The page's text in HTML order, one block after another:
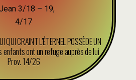
3/18 – 19,
4/17
QUI CRAINT L’ÉTERNEL POSSÈDE UN
enfants ont un refuge auprès de lui
Prov. 14/26